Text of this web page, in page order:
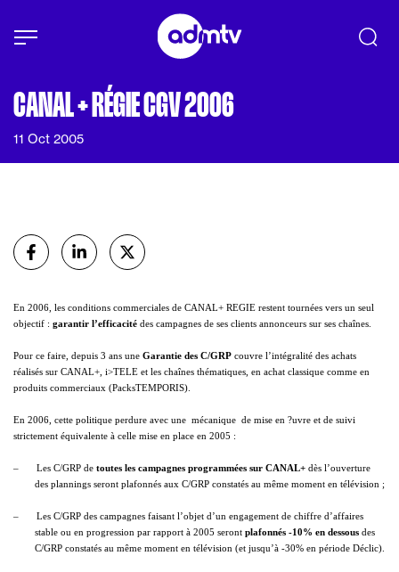
Aller au contenu principal
CANAL + RÉGIE CGV 2006
11 Oct 2005
Partager
sur Facebook
sur Linkedinsur X (Twitter)
En 2006, les conditions commerciales de CANAL+ REGIE restent tournées vers un seul
objectif : garantir l’efficacité des campagnes de ses clients annonceurs sur ses chaînes.
Pour ce faire, depuis 3 ans une Garantie des C/GRP couvre l’intégralité des achats
réalisés sur CANAL+, i>TELE et les chaînes thématiques, en achat classique comme en
produits commerciaux (PacksTEMPORIS).
En 2006, cette politique perdure avec une  mécanique  de mise en ?uvre et de suivi
strictement équivalente à celle mise en place en 2005 :
– Les C/GRP de toutes les campagnes programmées sur CANAL+ dès l’ouverture
des plannings seront plafonnés aux C/GRP constatés au même moment en télévision ;
–
Les C/GRP des campagnes faisant l’objet d’un engagement de chiffre d’affaires
stable ou en progression par rapport à 2005 seront plafonnés -10% en dessous des
C/GRP constatés au même moment en télévision (et jusqu’à -30% en période Déclic).
Panneau de gestion des cookies